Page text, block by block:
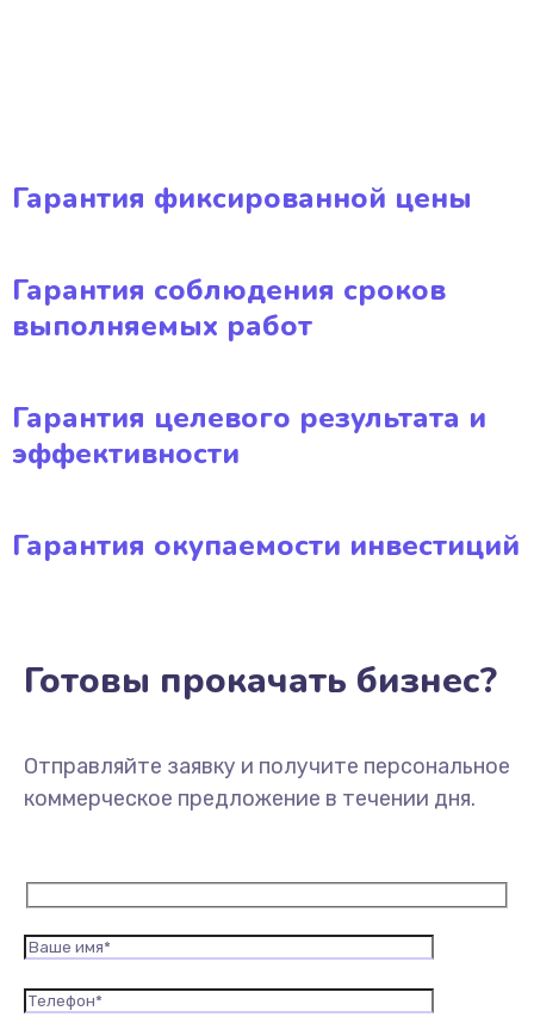
Гарантия фиксированной цены
Гарантия соблюдения сроков
выполняемых работ
Гарантия целевого результата и
эффективности
Гарантия окупаемости инвестиций
Готовы прокачать бизнес?
Отправляйте заявку и получите персональное
коммерческое предложение в течении дня.